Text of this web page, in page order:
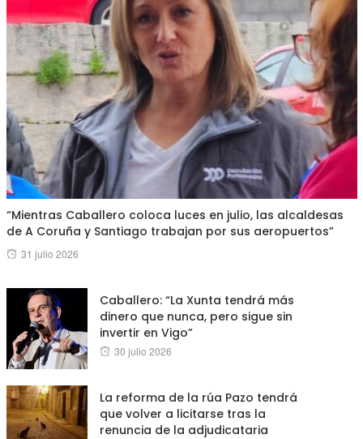
“Mientras Caballero coloca luces en julio, las alcaldesas
de A Coruña y Santiago trabajan por sus aeropuertos”
Posted
31 julio 2026
Caballero: “La Xunta tendrá más
dinero que nunca, pero sigue sin
invertir en Vigo”
Posted
30 julio 2026
La reforma de la rúa Pazo tendrá
que volver a licitarse tras la
renuncia de la adjudicataria